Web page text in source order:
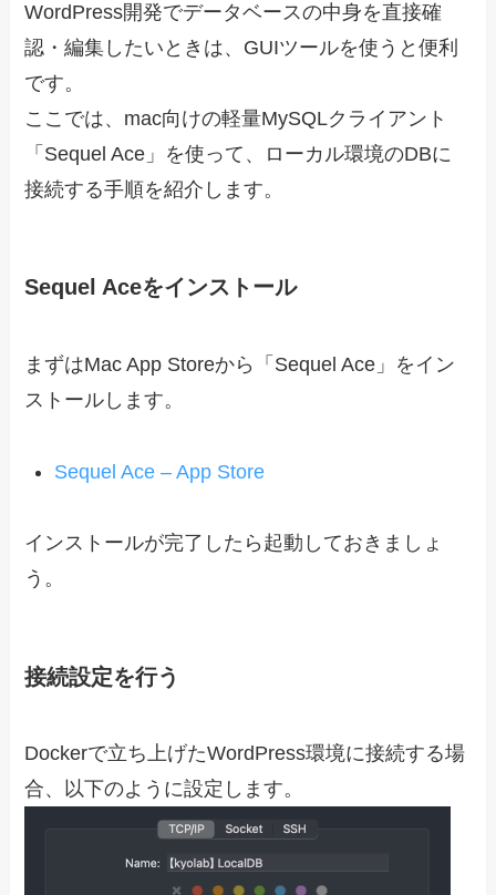
WordPress開発でデータベースの中身を直接確
認・編集したいときは、GUIツールを使うと便利
です。
ここでは、mac向けの軽量MySQLクライアント
「Sequel Ace」を使って、ローカル環境のDBに
接続する手順を紹介します。
Sequel Aceをインストール
まずはMac App Storeから「Sequel Ace」をイン
ストールします。
Sequel Ace – App Store
インストールが完了したら起動しておきましょ
う。
接続設定を行う
Dockerで立ち上げたWordPress環境に接続する場
合、以下のように設定します。